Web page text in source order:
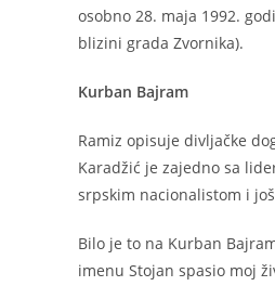
osobno 28. maja 1992.
blizini grada Zvornika).
Kurban Bajram
Ramiz opisuje divljačke
Karadžić je zajedno sa
srpskim nacionalistom i
Bilo je to na Kurban
imenu Stojan spasio moj